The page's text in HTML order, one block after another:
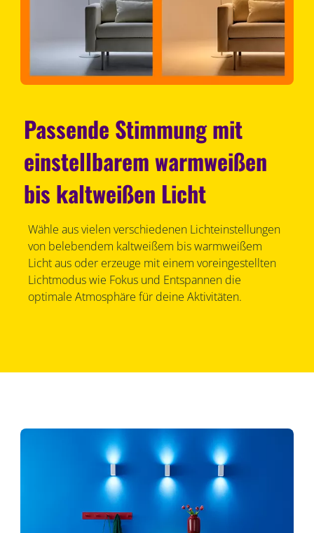
Passende Stimmung mit
einstellbarem warmweißen
bis kaltweißen Licht
Wähle aus vielen verschiedenen Lichteinstellungen
von belebendem kaltweißem bis warmweißem
Licht aus oder erzeuge mit einem voreingestellten
Lichtmodus wie Fokus und Entspannen die
optimale Atmosphäre für deine Aktivitäten.